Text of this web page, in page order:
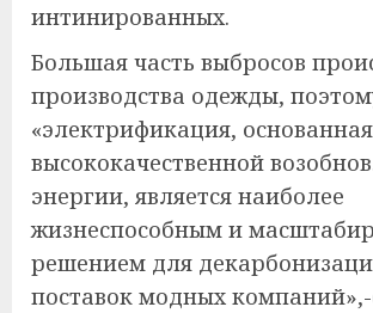
интинированных.
Большая часть выбросов
производства одежды,
«электрификация,
высококачественной
энергии, является наиболее
жизнеспособным и
решением для
поставок модных компаний»,-